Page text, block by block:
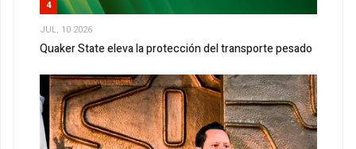
4
JUL, 10 2026
Quaker State eleva la protección del transporte pesado